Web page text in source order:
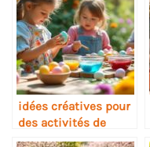
idées créatives pour
des activités de
Pâques inoubliables